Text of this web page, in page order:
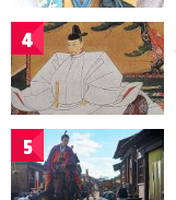
4
5